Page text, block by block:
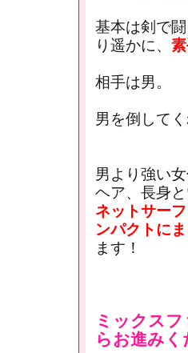
基本は剣で
り遥かに、
相手は男。
男を倒して
男より強い
ヘア、長身
ネットサー
ンパクトに
ます！
ミックス
らお進み